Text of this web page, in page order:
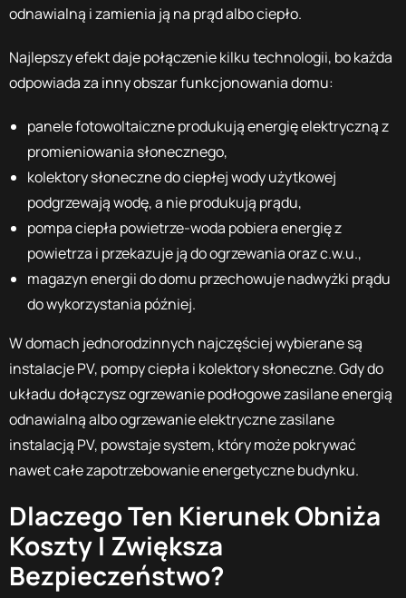
odnawialną i zamienia ją na prąd albo ciepło.
Najlepszy efekt daje połączenie kilku technologii, bo każda
odpowiada za inny obszar funkcjonowania domu:
panele fotowoltaiczne produkują energię elektryczną z
promieniowania słonecznego,
kolektory słoneczne do ciepłej wody użytkowej
podgrzewają wodę, a nie produkują prądu,
pompa ciepła powietrze-woda pobiera energię z
powietrza i przekazuje ją do ogrzewania oraz c.w.u.,
magazyn energii do domu przechowuje nadwyżki prądu
do wykorzystania później.
W domach jednorodzinnych najczęściej wybierane są
instalacje PV, pompy ciepła i kolektory słoneczne. Gdy do
układu dołączysz ogrzewanie podłogowe zasilane energią
odnawialną albo ogrzewanie elektryczne zasilane
instalacją PV, powstaje system, który może pokrywać
nawet całe zapotrzebowanie energetyczne budynku.
Dlaczego Ten Kierunek Obniża
Koszty I Zwiększa
Bezpieczeństwo?